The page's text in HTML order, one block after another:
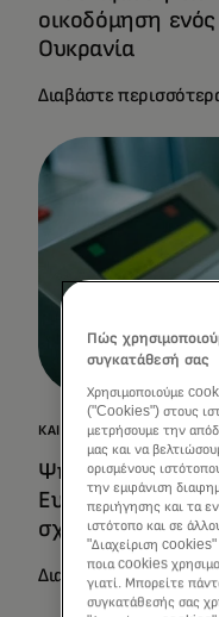
οικοδόμηση
Ουκρανία
Διαβάστε
ΚΑΙΝΟΤΟΜΊΑ
Ψηφιοποίηση
Ευρώπης μέσω
σχέσεων χωρών
Διαβάστε
Πώς
συγκατάθεσή σας
Χρησιμοποιούμε
("Cookies") στους
μετρήσουμε την
μας και να
ορισμένους
την εμφάνιση
περιήγησης και τα
ιστότοπο και σε
"Διαχείριση
ποια cookies
γιατί. Μπορείτε
συγκατάθεσής σας